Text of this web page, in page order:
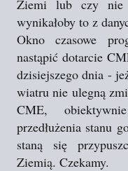
Ziemi lub czy nie
wynikałoby to z
Okno czasowe
nastąpić dotarcie
dzisiejszego dnia -
wiatru nie ulegną
CME,
przedłużenia stanu
staną się
Ziemią. Czekamy.